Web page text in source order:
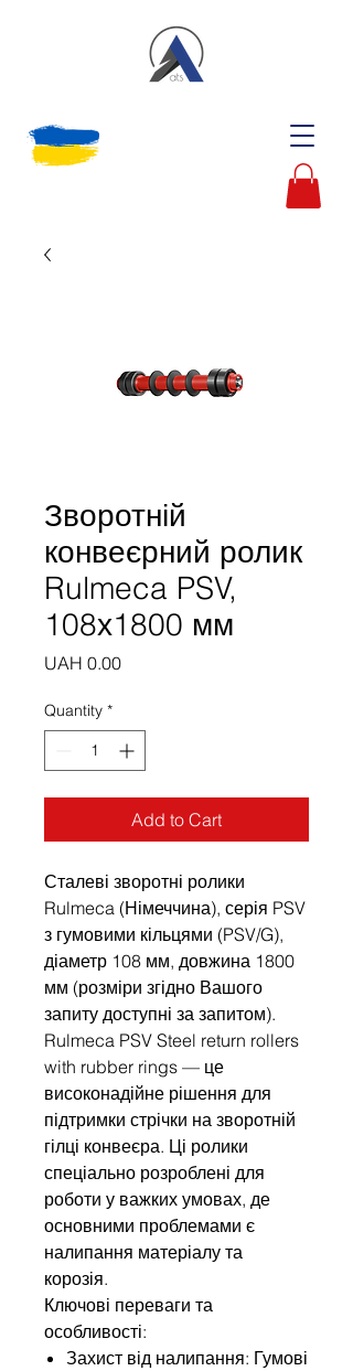
Зворотній
конвеєрний ролик
Rulmeca PSV,
108х1800 мм
UAH 0.00Price
Quantity *
Add to Cart
Сталеві зворотні ролики
Rulmeca (Німеччина), серія PSV
з гумовими кільцями (PSV/G),
діаметр 108 мм, довжина 1800
мм (розміри згідно Вашого
запиту доступні за запитом).
Rulmeca PSV Steel return rollers
with rubber rings — це
високонадійне рішення для
підтримки стрічки на зворотній
гілці конвеєра. Ці ролики
спеціально розроблені для
роботи у важких умовах, де
основними проблемами є
налипання матеріалу та
корозія.
Ключові переваги та
особливості:
Захист від налипання: Гумові